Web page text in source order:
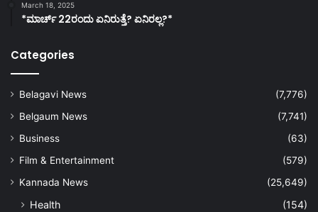
March 18, 2025
*ಮಾರ್ಚ್ 22ರಂದು ಏನಿರುತ್ತೆ? ಏನಿರಲ್ಲ?*
Categories
Belagavi News
(7,776)
Belgaum News
(7,741)
Business
(63)
Film & Entertainment
(579)
Kannada News
(25,649)
Health (154)